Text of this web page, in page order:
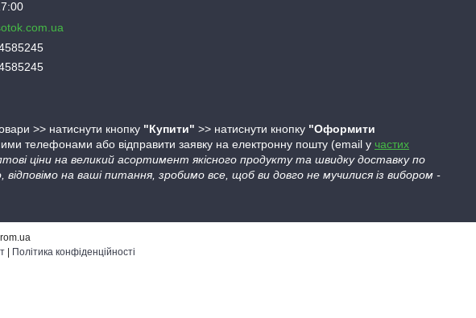
>> натиснути кнопку "Купити" >> натиснути кнопку "Оформити
телефонами або відправити заявку на електронну пошту (email у частих
ціни на великий асортимент якісного продукту та швидку доставку по
на ваші питання, зробимо все, щоб ви довго не мучилися із вибором -
Політика конфіденційності